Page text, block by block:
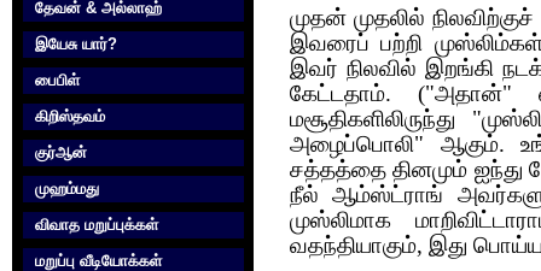
தேவன் & அல்லாஹ்
இயேசு யார்?
பைபிள்
கிறிஸ்தவம்
குர்‍ஆன்
முஹம்மது
விவாத மறுப்புக்கள்
மறுப்பு வீடியோக்கள்
முதன் முதலில்
இவரைப் பற்றி முஸ்லிம்கள்
இவர் நிலவில் இறங்கி
கேட்டதாம். ("அதான்"
மசூதிகளிலிருந்து
அழைப்பொலி" ஆகும்.
சத்தத்தை தினமும்
நீல் ஆம்ஸ்ட்ராங்
முஸ்லிமாக
வதந்தியாகும், இது